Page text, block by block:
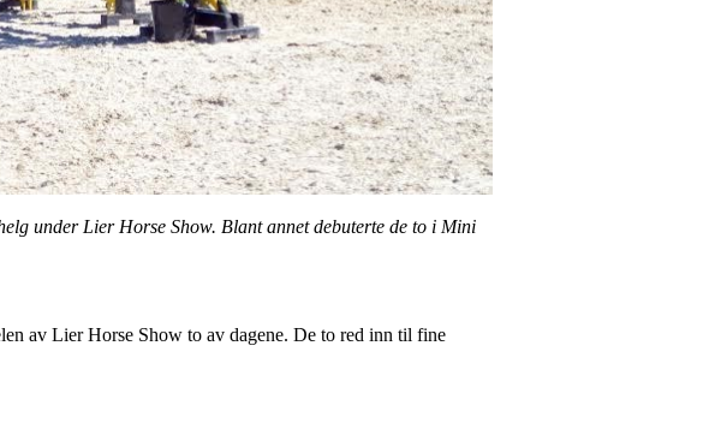
under Lier Horse Show. Blant annet debuterte de to i Mini
av Lier Horse Show to av dagene. De to red inn til fine